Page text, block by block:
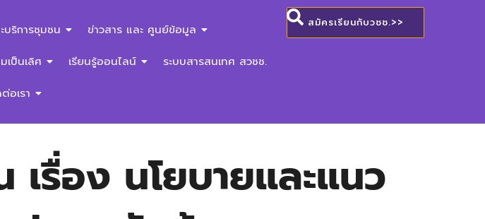
บริการชุมชน ข่าวสาร และ ศูนย์ข้อมูล
ป็นเลิศ เรียนรู้ออนไลน์ ระบบสารสนเทศ สวชช.
อเรา
สมัครเรียนกับวชช.>>
รื่อง นโยบายและแนว